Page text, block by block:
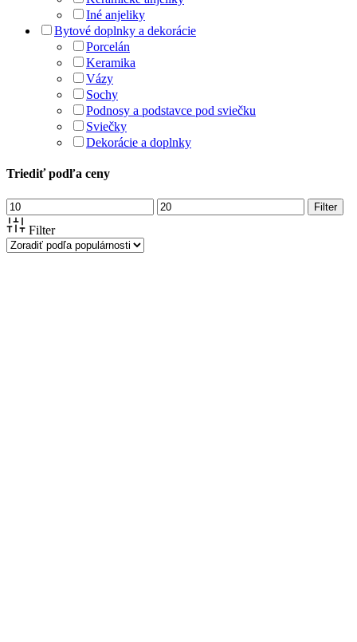
Iné anjeliky
Bytové doplnky a dekorácie
Porcelán
Keramika
Vázy
Sochy
Podnosy a podstavce pod sviečku
Sviečky
Dekorácie a doplnky
Triediť podľa ceny
Minimálna
cena
Maximálna
cena
Filter
Filter